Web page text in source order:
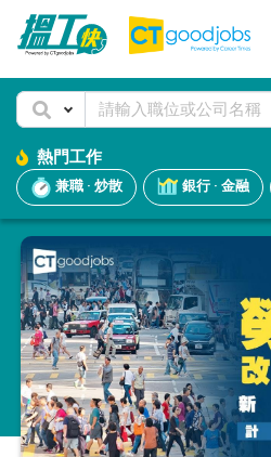
熱門工作
兼職 · 炒散 銀行 · 金融